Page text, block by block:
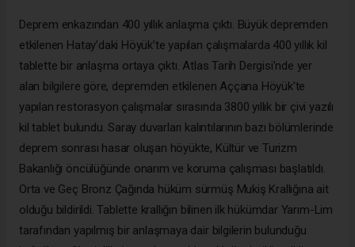
Deprem enkazından 400 yıllık anlaşma çıktı. Büyük depremden
etkilenen Hatay’daki Höyük’te yapılan çalışmalarda 400 yıllık kil
tablette bir anlaşma ortaya çıktı. Atlas Tarih Dergisi'nde yer
alan bilgilere göre, depremden etkilenen Aççana Höyük'te
yapılan restorasyon çalışmalar sırasında 3800 yıllık bir çivi yazılı
kil tablet bulundu. Saray duvarları kalıntılarının bazı bölümlerinde
deprem sonrası hasar oluşan höyükte, Kültür ve Turizm
Bakanlığı öncülüğünde onarım ve koruma çalışması başlatıldı.
Orta ve Geç Bronz Çağında hüküm sürmüş Mukiş Krallığına ait
olduğu bildirildi. Tablette krallığın bilinen ilk hükümdar Yarım-Lim
tarafından yapılmış bir anlaşmaya dair bilgilerin bulunduğu